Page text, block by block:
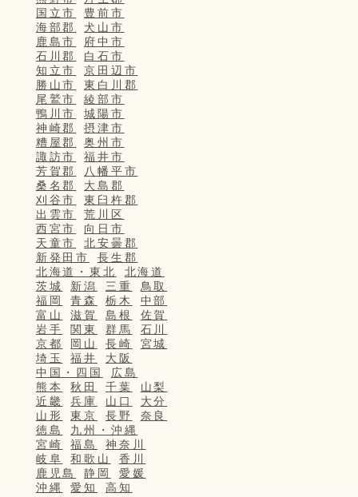
国立市
豊前市
海部郡
犬山市
鹿島市
府中市
石川郡
白石市
知立市
京田辺市
勝山市
東白川郡
尾鷲市
綾部市
鴨川市
城陽市
神崎郡
摂津市
糟屋郡
奥州市
諏訪市
福井市
芳賀郡
八幡平市
桑名郡
大島郡
刈谷市
東臼杵郡
出雲市
荒川区
西宮市
向日市
天童市
北安曇郡
新発田市
長生郡
北海道・東北
北海道
茨城
新潟 三重
鳥取
福岡
青森 栃木
中部
富山
滋賀 島根
佐賀
岩手
関東 群馬
石川
京都
岡山 長崎
宮城
埼玉
福井
大阪
中国・四国
広島
熊本
秋田 千葉
山梨
近畿
兵庫 山口
大分
山形
東京 長野
奈良
徳島
九州・沖縄
宮崎
福島
神奈川
岐阜
和歌山
香川
鹿児島
静岡
愛媛
沖縄
愛知 高知